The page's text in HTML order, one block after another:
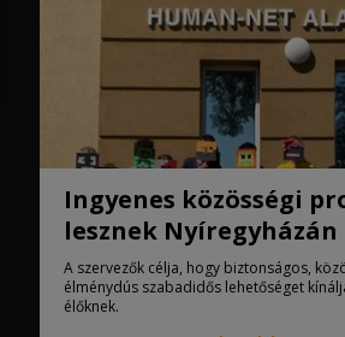
Ingyenes közösségi
lesznek Nyíregyházán
A szervezők célja, hogy biztonságos,
élménydús szabadidős lehetőséget
élőknek.